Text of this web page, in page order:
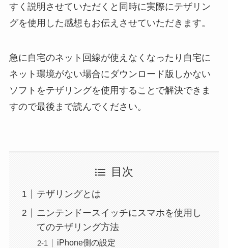
すく説明させていただくと同時に実際にテザリン
グを使用した感想もお伝えさせていただきます。
急に自宅のネット回線が使えなくなったり自宅に
ネット環境がない場合にダウンロード版しかない
ソフトをテザリングを使用することで解決できま
すので最後まで読んでください。
目次
テザリングとは
ニンテンドースイッチにスマホを使用し
てのテザリング方法
iPhone側の設定